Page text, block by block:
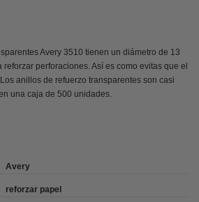
Avery 3510 tienen un diámetro de 13
perforaciones. Así es como evitas que el
anillos de refuerzo transparentes son casi
una caja de 500 unidades.
Avery
reforzar papel